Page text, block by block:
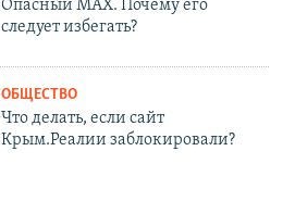
Опасный MAX. Почему его
следует избегать?
ОБЩЕСТВО
Что делать, если сайт
Крым.Реалии заблокировали?